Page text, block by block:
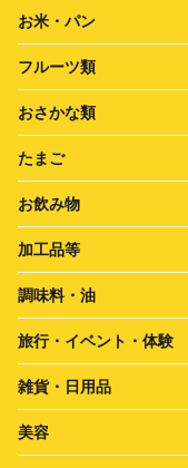
お米・パン
フルーツ類
おさかな類
たまご
お飲み物
加工品等
調味料・油
旅行・イベント・体験
雑貨・日用品
美容